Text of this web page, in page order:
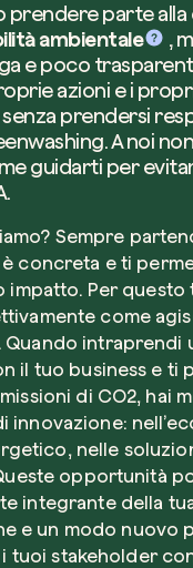
prendere parte
ambientale
,
e poco
azioni e i
senza prendersi
A noi
guidarti per
Sempre
è concreta e ti
impatto. Per
come
Quando intraprendi
il tuo business e ti
di CO2, hai
innovazione:
nelle
opportunità
integrante della
e un modo nuovo
tuoi stakeholder